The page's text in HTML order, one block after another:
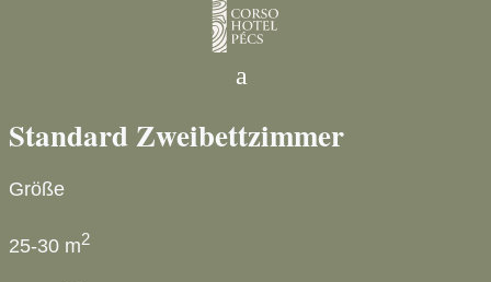
a
Standard Zweibettzimmer
Größe
25-30 m2